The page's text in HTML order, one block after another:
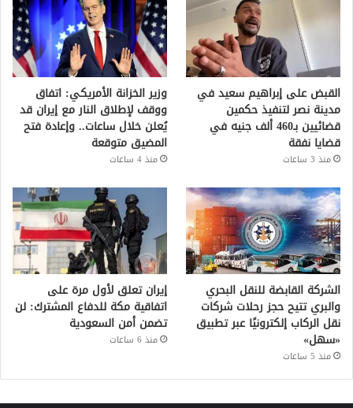
القبض على إبراهيم سعيد في
مدينة نصر لتنفيذ حكمين
قضائيين بـ460 ألف جنيه في
قضايا نفقة
منذ 3 ساعات
وزير الخزانة الأمريكي: اتفاق
ووقف لإطلاق النار مع إيران قد
يُعلن خلال ساعات.. وإعادة فتح
المضيق متوقعة
منذ 4 ساعات
الشركة القابضة للنقل البحري
والبري تتيح حجز رحلات شركات
نقل الركاب إلكترونيًا عبر تطبيق
«سهل»
منذ 5 ساعات
إيران تعلق لأول مرة على
اتفاقية مكة للدفاع المشترك: لن
تضمن أمن السعودية
منذ 6 ساعات